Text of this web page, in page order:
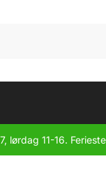
lørdag 11-16.